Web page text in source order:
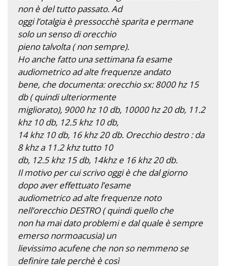
non è del tutto passato. Ad
oggi l’otalgia è pressocchè sparita e permane
solo un senso di orecchio
pieno talvolta ( non sempre).
Ho anche fatto una settimana fa esame
audiometrico ad alte frequenze andato
bene, che documenta: orecchio sx: 8000 hz 15
db ( quindi ulteriormente
migliorato), 9000 hz 10 db, 10000 hz 20 db, 11.2
khz 10 db, 12.5 khz 10 db,
14 khz 10 db, 16 khz 20 db. Orecchio destro : da
8 khz a 11.2 khz tutto 10
db, 12.5 khz 15 db, 14khz e 16 khz 20 db.
Il motivo per cui scrivo oggi è che dal giorno
dopo aver effettuato l’esame
audiometrico ad alte frequenze noto
nell’orecchio DESTRO ( quindi quello che
non ha mai dato problemi e dal quale è sempre
emerso normoacusia) un
lievissimo acufene che non so nemmeno se
definire tale perchè è così